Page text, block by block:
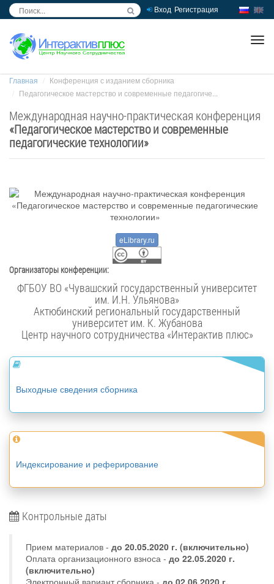
Вход Регистрация
Главная
Конференция с изданием сборника
Педагогическое мастерство и современные педагогиче...
Международная научно-практическая конференция
«Педагогическое мастерство и современные
педагогические технологии»
eLibrary.ru
Организаторы конференции:
ФГБОУ ВО «Чувашский государственный университет
им. И.Н. Ульянова»
Актюбинский региональный государственный
университет им. К. Жубанова
Центр научного сотрудничества «Интерактив плюс»
Выходные сведения сборника
Индексирование и реферирование
Контрольные даты
Прием материалов - до 20.05.2020 г. (включительно)
Оплата организационного взноса - до 22.05.2020 г.
(включительно)
Электронный вариант сборника - до 02.06.2020 г.